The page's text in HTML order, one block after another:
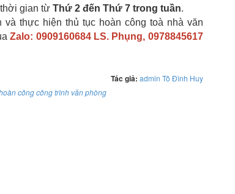
gian từ Thứ 2 đến Thứ 7 trong tuần.
thực hiện thủ tục hoàn công toà nhà văn
Zalo: 0909160684 LS. Phụng, 0978845617
Tác giả: admin Tô Đình Huy
công công trình văn phòng